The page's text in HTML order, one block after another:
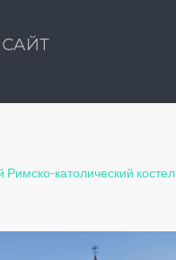
Римско-католический костел